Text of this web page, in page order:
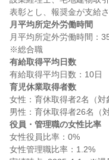
月平均所定外労働時間
月平均所定外労働時間：
有給取得平均日数
育児休業取得者数
女性：育休取得者2名（対
役員・管理職の女性比率
女性役員比率：0%
女性管理職比率：1.2%